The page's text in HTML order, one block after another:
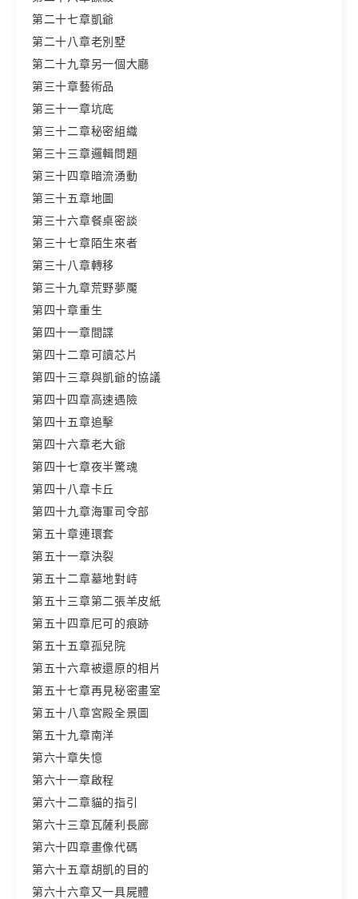
第二十七章凱爺
第二十八章老別墅
第二十九章另一個大廳
第三十章藝術品
第三十一章坑底
第三十二章秘密組織
第三十三章邏輯問題
第三十四章暗流湧動
第三十五章地圖
第三十六章餐桌密談
第三十七章陌生來者
第三十八章轉移
第三十九章荒野夢魘
第四十章重生
第四十一章間諜
第四十二章可讀芯片
第四十三章與凱爺的協議
第四十四章高速遇險
第四十五章追擊
第四十六章老大爺
第四十七章夜半驚魂
第四十八章卡丘
第四十九章海軍司令部
第五十章連環套
第五十一章決裂
第五十二章墓地對峙
第五十三章第二張羊皮紙
第五十四章尼可的痕跡
第五十五章孤兒院
第五十六章被還原的相片
第五十七章再見秘密畫室
第五十八章宮殿全景圖
第五十九章南洋
第六十章失憶
第六十一章啟程
第六十二章貓的指引
第六十三章瓦薩利長廊
第六十四章畫像代碼
第六十五章胡凱的目的
第六十六章又一具屍體